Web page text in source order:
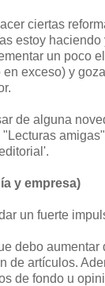
ciertas
estoy haciendo
un poco
exceso) y
de alguna
y empresa)
un fuerte
debo aumentar
de artículos.
de fondo u